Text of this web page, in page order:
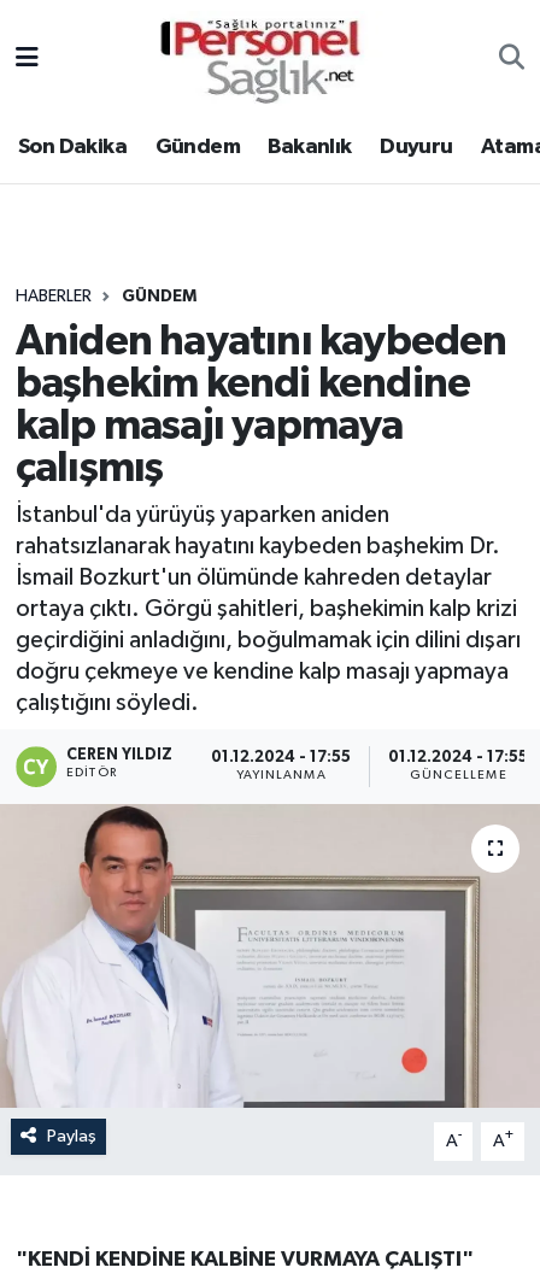
Son Dakika Gündem Bakanlık Duyuru
HABERLER GÜNDEM
Aniden hayatını kaybeden
başhekim kendi kendine
kalp masajı yapmaya
çalışmış
İstanbul'da yürüyüş yaparken aniden
rahatsızlanarak hayatını kaybeden başhekim Dr.
İsmail Bozkurt'un ölümünde kahreden detaylar
ortaya çıktı. Görgü şahitleri, başhekimin kalp krizi
geçirdiğini anladığını, boğulmamak için dilini dışarı
doğru çekmeye ve kendine kalp masajı yapmaya
çalıştığını söyledi.
CEREN YILDIZ
EDITÖR
01.12.2024 - 17:55
YAYINLANMA
01.12.2024 - 17:55
GÜNCELLEME
Paylaş A- A+
"KENDİ KENDİNE KALBİNE VURMAYA ÇALIŞTI"
Gündem
Atamalar
Mevzuat
Sendika
Kpss - Sınav
Nöbetçi Eczaneler
Hava Durumu
Tüm Manşetler
Son Dakika Haberleri
Haber Arşivi